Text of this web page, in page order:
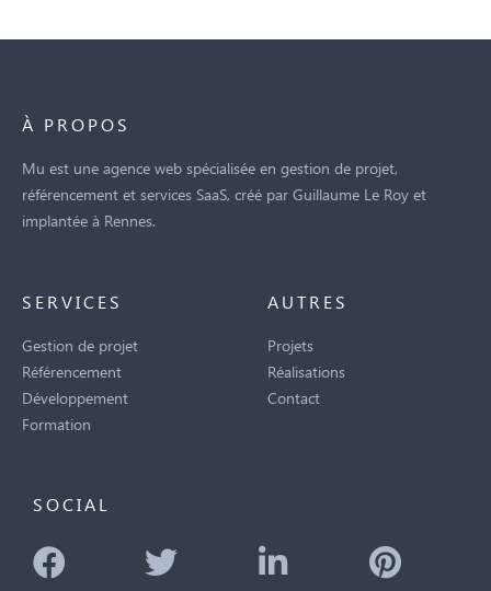
À PROPOS
Mu est une agence web spécialisée en gestion de projet,
référencement et services SaaS, créé par Guillaume Le Roy et
implantée à Rennes.
SERVICES
Gestion de projet
Référencement
Développement
Formation
AUTRES
Projets
Réalisations
Contact
SOCIAL